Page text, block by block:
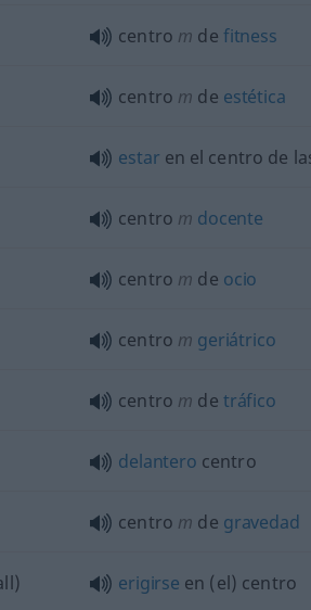
centro m de fitness
centro m de estética
estar en el centro de
centro m docente
centro m de ocio
centro m geriátrico
centro m de tráfico
delantero centro
centro m de gravedad
erigirse en (el) centro